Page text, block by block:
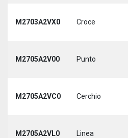
M2703A2VX0 Croce
M2705A2V00 Punto
M2705A2VC0 Cerchio
M2705A2VL0 Linea